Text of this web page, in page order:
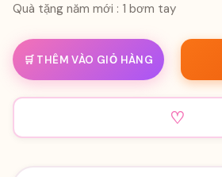
Quà tặng năm mới : 1 bơm tay
🛒 THÊM VÀO GIỎ HÀNG
♡